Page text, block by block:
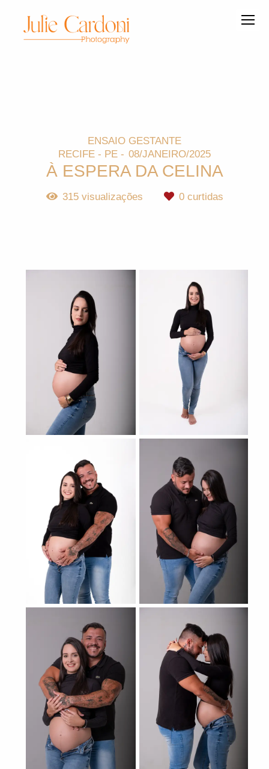
ENSAIO GESTANTE
RECIFE - PE
08/JANEIRO/2025
À ESPERA DA CELINA
315visualizações 0curtidas